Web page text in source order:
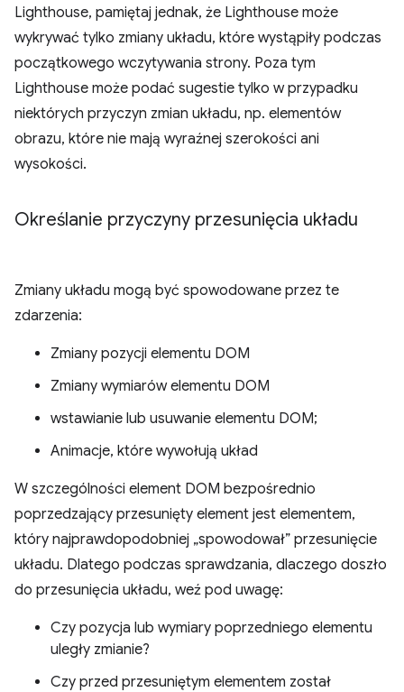
Lighthouse, pamiętaj jednak, że Lighthouse może
wykrywać tylko zmiany układu, które wystąpiły podczas
początkowego wczytywania strony. Poza tym
Lighthouse może podać sugestie tylko w przypadku
niektórych przyczyn zmian układu, np. elementów
obrazu, które nie mają wyraźnej szerokości ani
wysokości.
Określanie przyczyny przesunięcia układu
Zmiany układu mogą być spowodowane przez te
zdarzenia:
Zmiany pozycji elementu DOM
Zmiany wymiarów elementu DOM
wstawianie lub usuwanie elementu DOM;
Animacje, które wywołują układ
W szczególności element DOM bezpośrednio
poprzedzający przesunięty element jest elementem,
który najprawdopodobniej „spowodował” przesunięcie
układu. Dlatego podczas sprawdzania, dlaczego doszło
do przesunięcia układu, weź pod uwagę:
Czy pozycja lub wymiary poprzedniego elementu
uległy zmianie?
Czy przed przesuniętym elementem został